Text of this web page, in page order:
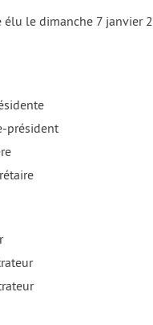
élu le dimanche 7
président